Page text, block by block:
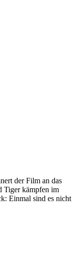
der Film an das
Tiger kämpfen im
Einmal sind es nicht